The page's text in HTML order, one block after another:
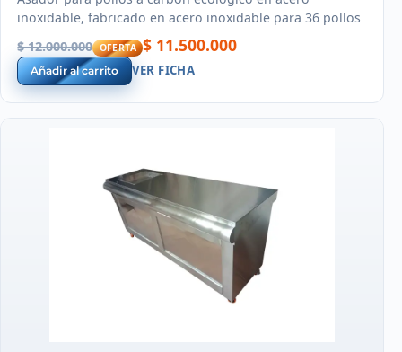
inoxidable, fabricado en acero inoxidable para 36 pollos
$ 12.000.000 OFERTA $ 11.500.000
Añadir al carrito VER FICHA